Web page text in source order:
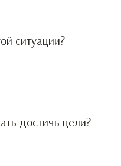
ситуации?
достичь цели?